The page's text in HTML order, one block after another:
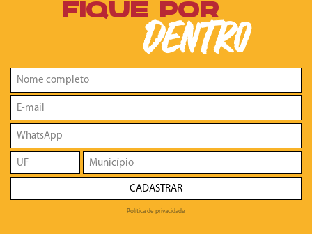
FIQUE POR
DENTRO
CADASTRAR
Política de privacidade